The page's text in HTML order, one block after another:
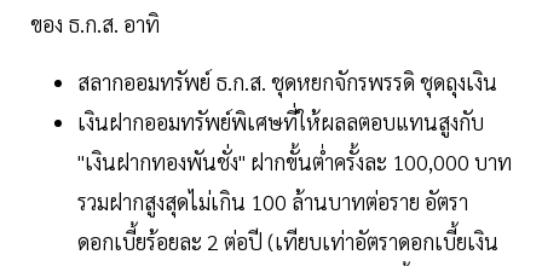
ของ ธ.ก.ส. อาทิ
สลากออมทรัพย์ ธ.ก.ส. ชุดหยกจักรพรรดิ ชุดถุงเงิน
เงินฝากออมทรัพย์พิเศษที่ให้ผลลตอบแทนสูงกับ
"เงินฝากทองพันชั่ง" ฝากขั้นต่ำครั้งละ 100,000 บาท
รวมฝากสูงสุดไม่เกิน 100 ล้านบาทต่อราย อัตรา
ดอกเบี้ยร้อยละ 2 ต่อปี (เทียบเท่าอัตราดอกเบี้ยเงิน